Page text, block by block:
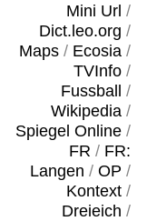
Mini Url /
Dict.leo.org /
Maps/ Ecosia/
TVInfo/
Fussball
/
Wikipedia/
Spiegel Online/
FR / FR:
Langen / OP /
Kontext/
Dreieich /